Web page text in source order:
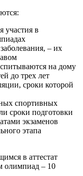
участия в
– их
на дому
до трех лет
сроки которой
спортивных
сроки подготовки
экзаменов
этапа
в аттестат
олимпиад – 10